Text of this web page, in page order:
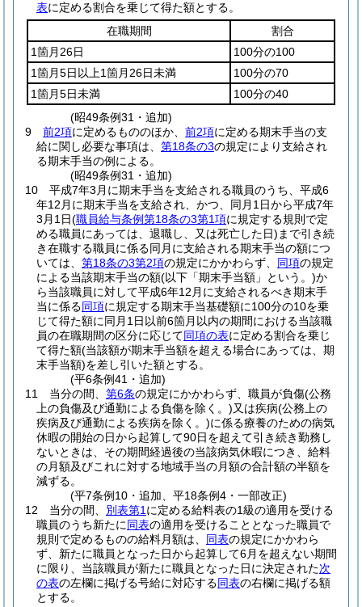
表に定める割合を乗じて得た額とする。
在職期間
割合
1箇月26日
100分の100
1箇月5日以上1箇月26日未満
100分の70
1箇月5日未満
100分の40
(昭49条例31・追加)
9
前2項に定めるもののほか、 前2項に定める期末手当の支
給に関し必要な事項は、 第18条の3の規定により支給され
る期末手当の例による。
(昭49条例31・追加)
10
平成7年3月に期末手当を支給される職員のうち、平成6
年12月に期末手当を支給され、かつ、同月1日から平成7年
3月1日(職員給与条例第18条の3第1項に規定する規則で定
める職員にあっては、退職し、又は死亡した日) まで引き続
き在職する職員に係る同月に支給される期末手当の額につ
いては、 第18条の3第2項の規定にかかわらず、 同項の規定
による当該期末手当の額(以下「期末手当額」という。)か
ら当該職員に対して平成6年12月に支給されるべき期末手
当に係る同項に規定する期末手当基礎額に100分の10を乗
じて得た額に同月1日以前6箇月以内の期間における当該職
員の在職期間の区分に応じて同項の表に定める割合を乗じ
て得た額(当該額が期末手当額を超える場合にあっては、期
末手当額)を差し引いた額とする。
(平6条例41・追加)
11
当分の間、 第6条の規定にかかわらず、職員が負傷(公務
上の負傷及び通勤による負傷を除く。)又は疾病(公務上の
疾病及び通勤による疾病を除く。)に係る療養のための病気
休暇の開始の日から起算して90日を超えて引き続き勤務し
ないときは、その期間経過後の当該病気休暇につき、給料
の月額及びこれに対する地域手当の月額の合計額の半額を
減ずる。
(平7条例10・追加、平18条例4・一部改正)
12
当分の間、 別表第1 に定める給料表の1級の適用を受ける
職員のうち新たに同表の適用を受けることとなった職員で
規則で定めるものの給料月額は、 同表の規定にかかわら
ず、新たに職員となった日から起算して6月を超えない期間
に限り、当該職員が新たに職員となった日に決定された次
の表の左欄に掲げる号給に対応する同表の右欄に掲げる額
とする。